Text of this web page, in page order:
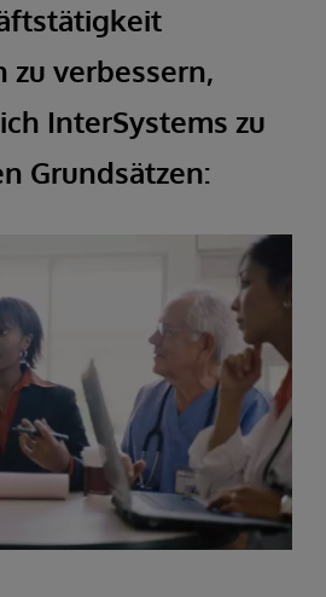
verbessern,
InterSystems zu
Grundsätzen: